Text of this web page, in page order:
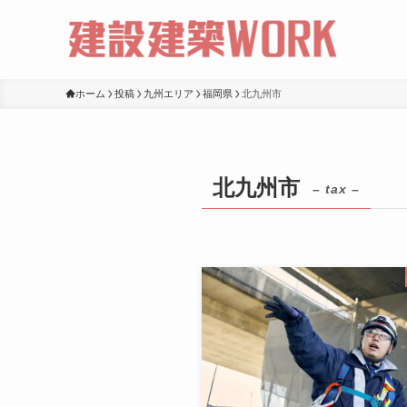
ホーム 投稿 九州エリア 福岡県 北九州市
北九州市 – tax –